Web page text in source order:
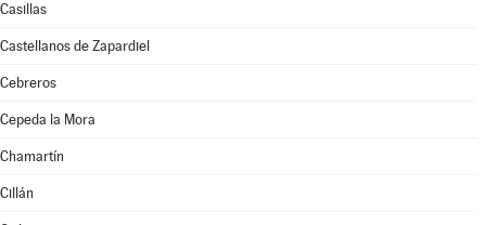
Casillas
Castellanos de Zapardiel
Cebreros
Cepeda la Mora
Chamartín
Cillán